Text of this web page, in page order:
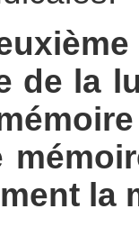
de la
la